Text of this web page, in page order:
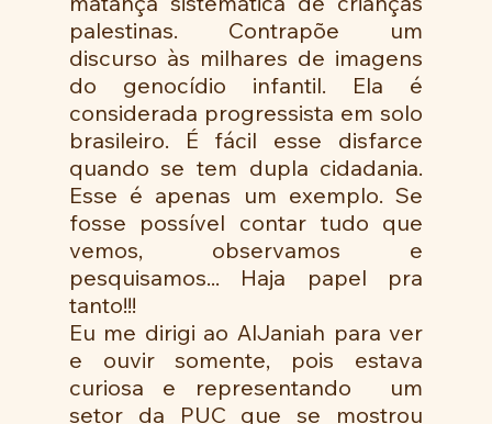
palestinas. Contrapõe um
discurso às milhares de imagens
do genocídio infantil. Ela é
considerada progressista em solo
brasileiro. É fácil esse disfarce
quando se tem dupla cidadania.
Esse é apenas um exemplo. Se
fosse possível contar tudo que
vemos, observamos e
pesquisamos... Haja papel pra
tanto!!!
Eu me dirigi ao AlJaniah para ver
e ouvir somente, pois estava
curiosa e representando  um
setor da PUC que se mostrou